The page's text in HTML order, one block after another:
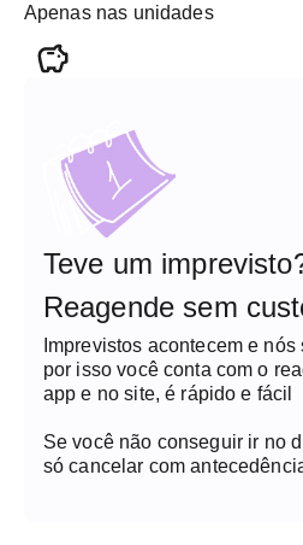
Apenas nas unidades
Teve um
Reagende sem
Imprevistos acontecem e
por isso você conta com o
app e no site, é rápido e fácil
Se você não conseguir ir no
só cancelar com